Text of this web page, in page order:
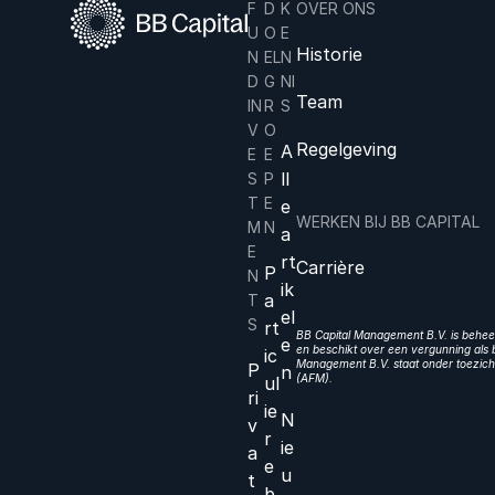
F
U
N
D
IN
V
E
S
T
M
E
N
T
S
P
ri
v
a
t
D
O
EL
G
R
O
E
P
E
N
P
a
rt
ic
ul
ie
r
e
K
E
N
NI
S
A
ll
e
a
rt
ik
el
e
n
N
ie
u
OVER ONS
Historie
Team
Regelgeving
WERKEN BIJ BB CAPITAL
Carrière
BB Capital Management B.V. is
en beschikt over een vergunning als
Management B.V. staat onder
(AFM).